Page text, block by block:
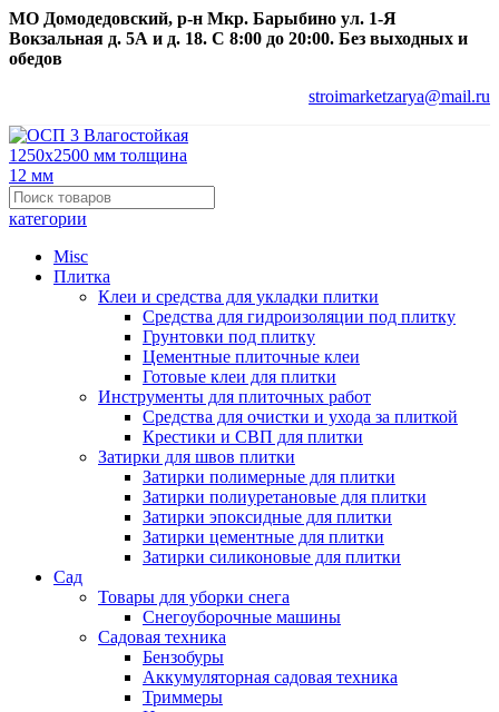
МО Домодедовский, р-н Мкр. Барыбино ул. 1-Я
Вокзальная д. 5А и д. 18. С 8:00 до 20:00. Без выходных и
обедов
stroimarketzarya@mail.ru
категории
Misc
Плитка
Клеи и средства для укладки плитки
Средства для гидроизоляции под плитку
Грунтовки под плитку
Цементные плиточные клеи
Готовые клеи для плитки
Инструменты для плиточных работ
Средства для очистки и ухода за плиткой
Крестики и СВП для плитки
Затирки для швов плитки
Затирки полимерные для плитки
Затирки полиуретановые для плитки
Затирки эпоксидные для плитки
Затирки цементные для плитки
Затирки силиконовые для плитки
Сад
Товары для уборки снега
Снегоуборочные машины
Садовая техника
Бензобуры
Аккумуляторная садовая техника
Триммеры